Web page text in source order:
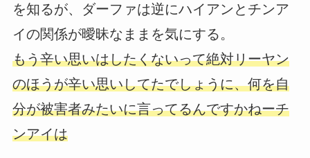
を知るが、ダーファは逆にハイアンとチンア
イの関係が曖昧なままを気にする。
もう辛い思いはしたくないって絶対リーヤン
のほうが辛い思いしてたでしょうに、何を自
分が被害者みたいに言ってるんですかねーチ
ンアイは